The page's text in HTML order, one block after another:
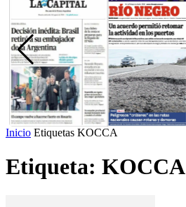
Inicio Etiquetas KOCCA
Etiqueta: KOCCA